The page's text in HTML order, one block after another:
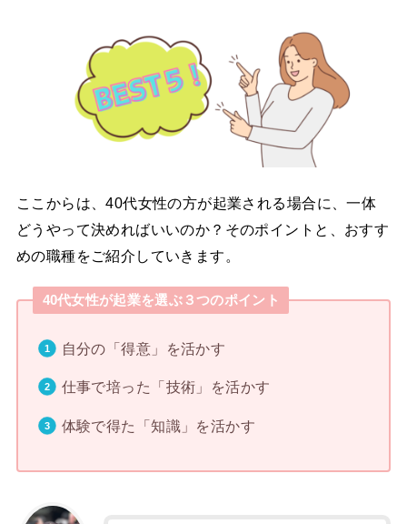
ここからは、40代女性の方が起業される場合に、一体
どうやって決めればいいのか？そのポイントと、おすす
めの職種をご紹介していきます。
40代女性が起業を選ぶ３つのポイント
自分の「得意」を活かす
仕事で培った「技術」を活かす
体験で得た「知識」を活かす